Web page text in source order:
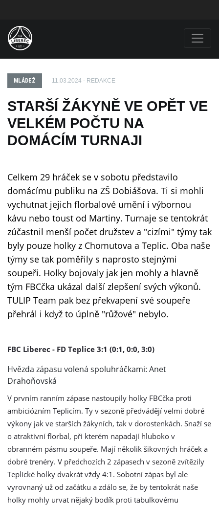
MLÁDEŽ 11.03.2024 - REDAKCE
STARŠÍ ŽÁKYNĚ VE OPĚT VE
VELKÉM POČTU NA
DOMÁCÍM TURNAJI
Celkem 29 hráček se v sobotu představilo
domácímu publiku na ZŠ Dobiášova. Ti si mohli
vychutnat jejich florbalové umění i výbornou
kávu nebo toust od Martiny. Turnaje se tentokrát
zúčastnil menší počet družstev a "cizími" týmy tak
byly pouze holky z Chomutova a Teplic. Oba naše
týmy se tak poměřily s naprosto stejnými
soupeři. Holky bojovaly jak jen mohly a hlavně
tým FBCčka ukázal další zlepšení svých výkonů.
TULIP Team pak bez překvapení své soupeře
přehrál i když to úplně "růžové" nebylo.
FBC Liberec - FD Teplice 3:1 (0:1, 0:0, 3:0)
Hvězda zápasu volená spoluhráčkami: Anet
Drahoňovská
V prvním ranním zápase nastoupily holky FBCčka proti
ambiciózním Teplicím. Ty v sezoně předvádějí velmi dobré
výkony jak ve starších žákyních, tak v dorostenkách. Snaží se
o atraktivní florbal, při kterém napadají hluboko v
obranném pásmu soupeře. Mají několik šikovných hráček a
dobré trenéry. V předchozích 2 zápasech v sezoně zvítězily
Teplické holky dvakrát vždy 4:1. Sobotní zápas byl ale
vyrovnaný už od začátku a zdálo se, že by tentokrát naše
holky mohly urvat nějaký bodík proti tabulkovému